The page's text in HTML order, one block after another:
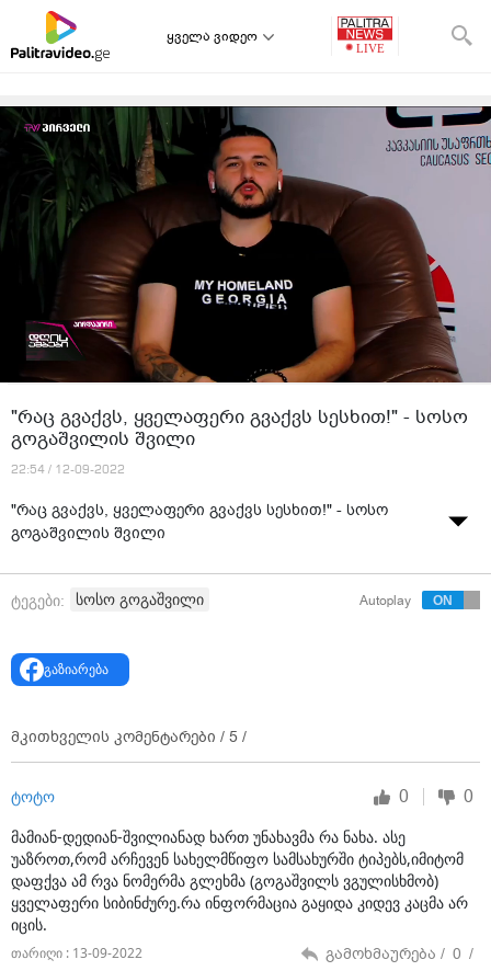
ყველა ვიდეო
"რაც გვაქვს, ყველაფერი გვაქვს სესხით!" - სოსო
გოგაშვილის შვილი
22:54 / 12-09-2022
"რაც გვაქვს, ყველაფერი გვაქვს სესხით!" - სოსო
გოგაშვილის შვილი
წყარო: "TV პირველი"
ტეგები: სოსო გოგაშვილი Autoplay
გაზიარება
მკითხველის კომენტარები / 5 /
ტოტო 0 0
მამიან-დედიან-შვილიანად ხართ უნახავმა რა ნახა. ასე
უაზროთ,რომ არჩევენ სახელმწიფო სამსახურში ტიპებს,იმიტომ
დაფქვა ამ რვა ნომერმა გლეხმა (გოგაშვილს ვგულისხმობ)
ყველაფერი სიბინძურე.რა ინფორმაცია გაყიდა კიდევ კაცმა არ
იცის.
თარიღი : 13-09-2022 გამოხმაურება / 0 /